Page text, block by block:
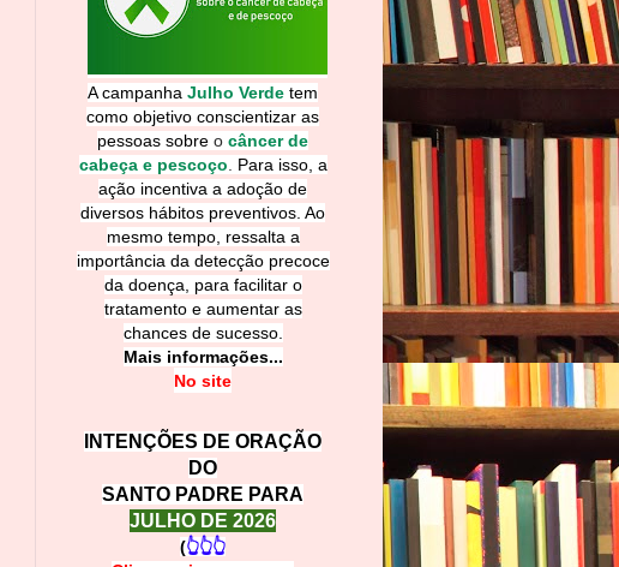
A campanha Julho Verde tem
como objetivo conscientizar as
pessoas sobre o câncer de
cabeça e pescoço
Para isso, a
ação incentiva a adoção de
diversos hábitos preventivos. Ao
mesmo tempo, ressalta a
importância da detecção precoce
da doença, para facilitar o
tratamento e aumentar as
chances de sucesso.
Mais informações...
No site
INTENÇÕES DE ORAÇÃO
DO
SANTO PADRE PARA
JULHO DE 2026
(👆👆👆